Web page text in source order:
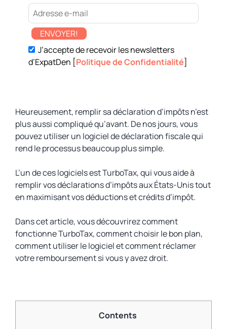
ENVOYER!
J’accepte de recevoir les newsletters
d’ExpatDen [Politique de Confidentialité]
Heureusement, remplir sa déclaration d’impôts n’est
plus aussi compliqué qu’avant. De nos jours, vous
pouvez utiliser un logiciel de déclaration fiscale qui
rend le processus beaucoup plus simple.
L’un de ces logiciels est TurboTax, qui vous aide à
remplir vos déclarations d’impôts aux États-Unis tout
en maximisant vos déductions et crédits d’impôt.
Dans cet article, vous découvrirez comment
fonctionne TurboTax, comment choisir le bon plan,
comment utiliser le logiciel et comment réclamer
votre remboursement si vous y avez droit.
Contents